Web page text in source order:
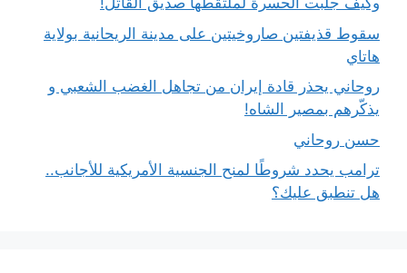
سقوط قذيفتين صاروخيتين على مدينة الريحانية بولاية
هاتاي
روحاني يحذر قادة إيران من تجاهل الغضب الشعبي و
يذكّرهم بمصير الشاه!
حسن روحاني
ترامب يحدد شروطًا لمنح الجنسية الأمريكية للأجانب..
هل تنطبق عليك؟